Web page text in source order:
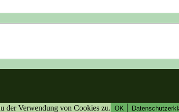
der Verwendung von Cookies zu. OK